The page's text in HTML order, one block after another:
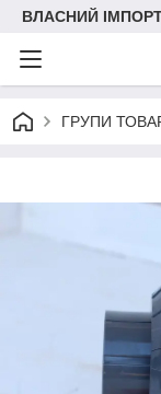
ВЛАСНИЙ ІМПОРТ
ГРУПИ